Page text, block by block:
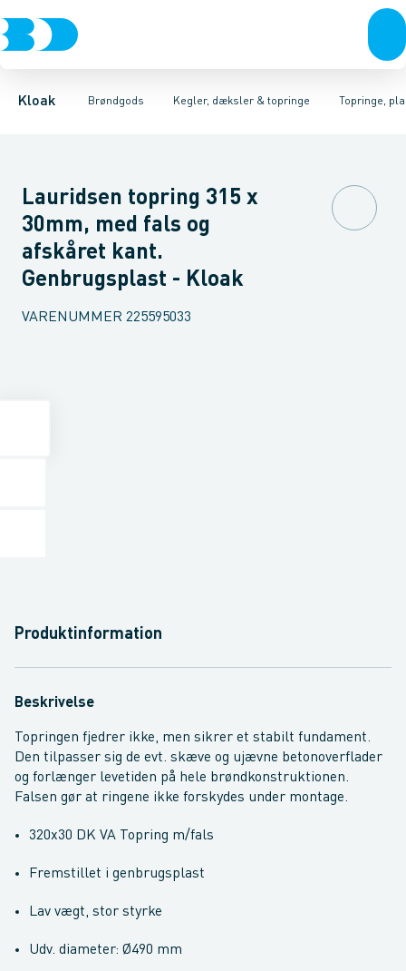
Kloak Brøndgods
Rør & fittingsBrønde BrøndgodsLinjeafvandingTanke,
Kegler, dæksler & topringe
Kegler, dæksler & topringeKarme & dæksler Topringe,
Kegler & dæksler, beton Topringe, betonKegler & dæksler,
Lauridsen topring 315 x
30mm, med fals og
afskåret kant.
Genbrugsplast - Kloak
VARENUMMER 225595033
Produktinformation
Beskrivelse
Topringen fjedrer ikke, men sikrer et stabilt fundament.
Den tilpasser sig de evt. skæve og ujævne betonoverflader
og forlænger levetiden på hele brøndkonstruktionen.
Falsen gør at ringene ikke forskydes under montage.
320x30 DK VA Topring m/fals
Fremstillet i genbrugsplast
Lav vægt, stor styrke
Udv. diameter: Ø490 mm